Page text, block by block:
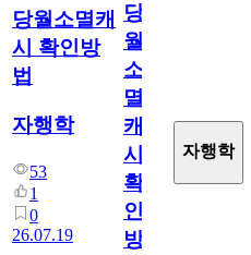
당월소멸캐
시 확인방
법
자행학
53
1
0
26.07.19
당
월
소
멸
캐
시
확
인
방
자행학